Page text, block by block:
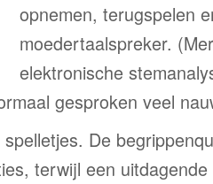
opnemen, terugspelen
moedertaalspreker.
elektronische
gesproken veel
De
terwijl een